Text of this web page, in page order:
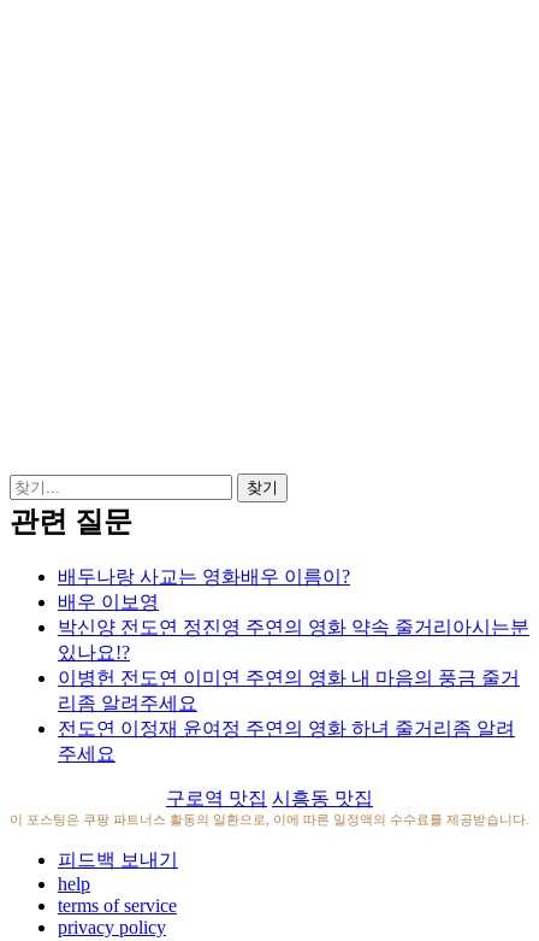
관련 질문
배두나랑 사교는 영화배우 이름이?
배우 이보영
박신양 전도연 정진영 주연의 영화 약속 줄거리아시는분
있나요!?
이병헌 전도연 이미연 주연의 영화 내 마음의 풍금 줄거
리좀 알려주세요
전도연 이정재 윤여정 주연의 영화 하녀 줄거리좀 알려
주세요
구로역 맛집 시흥동 맛집
이 포스팅은 쿠팡 파트너스 활동의 일환으로, 이에 따른 일정액의 수수료를 제공받습니다.
피드백 보내기
help
terms of service
privacy policy